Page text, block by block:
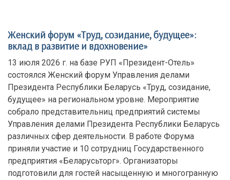
Женский форум «Труд, созидание, будущее»:
вклад в развитие и вдохновение»
13 июля 2026 г. на базе РУП «Президент-Отель»
состоялся Женский форум Управления делами
Президента Республики Беларусь «Труд, созидание,
будущее» на региональном уровне. Мероприятие
собрало представительниц предприятий системы
Управления делами Президента Республики Беларусь
различных сфер деятельности. В работе Форума
приняли участие и 10 сотрудниц Государственного
предприятия «Беларусьторг». Организаторы
подготовили для гостей насыщенную и многогранную